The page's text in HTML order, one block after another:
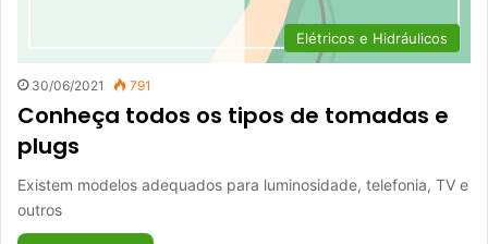
Elétricos e Hidráulicos
30/06/2021 791
Conheça todos os tipos de tomadas e
plugs
Existem modelos adequados para luminosidade, telefonia, TV e
outros